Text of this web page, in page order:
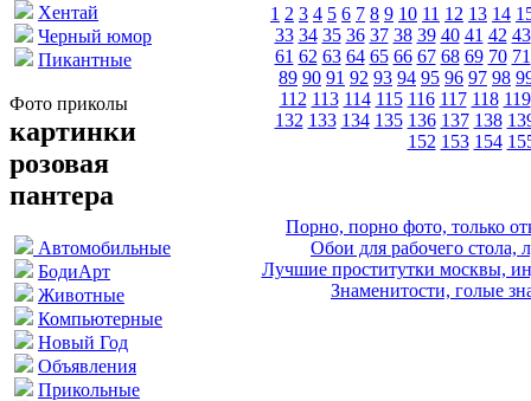
Хентай
Черный юмор
Пикантные
Фото приколы
картинки
розовая
пантера
Автомобильные
БодиАрт
Животные
Компьютерные
Новый Год
Объявления
Прикольные
1 2 3 4 5 6 7 8 9 10 11 12 13 14
33 34 35 36 37 38 39 40 41 42 43
61 62 63 64 65 66 67 68 69 70 71
89 90 91 92 93 94 95 96 97 98
112 113 114 115 116 117 118 119
132 133 134 135 136 137 138
152 153 154
Порно, порно фото, только
Обои для рабочего стола,
Лучшие проститутки москвы,
Знаменитости, голые